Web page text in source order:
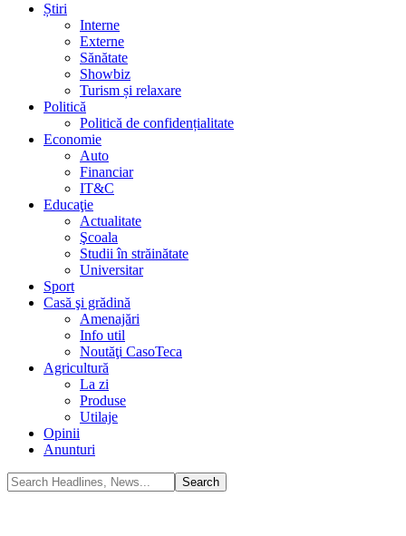
Știri
Interne
Externe
Sănătate
Showbiz
Turism și relaxare
Politică
Politică de confidențialitate
Economie
Auto
Financiar
IT&C
Educaţie
Actualitate
Şcoala
Studii în străinătate
Universitar
Sport
Casă şi grădină
Amenajări
Info util
Noutăţi CasoTeca
Agricultură
La zi
Produse
Utilaje
Opinii
Anunturi